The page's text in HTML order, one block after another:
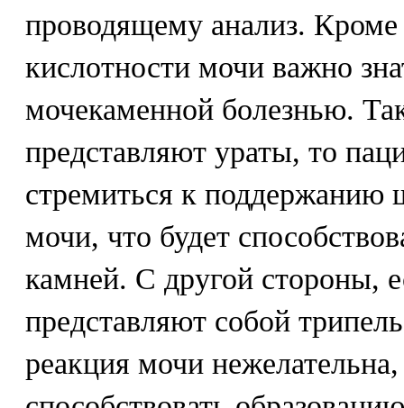
проводящему анализ. Кроме
кислотности мочи важно
мочекаменной болезнью.
представляют ураты, то
стремиться к поддержанию
мочи, что будет
камней. С другой стороны,
представляют собой
реакция мочи нежелательна,